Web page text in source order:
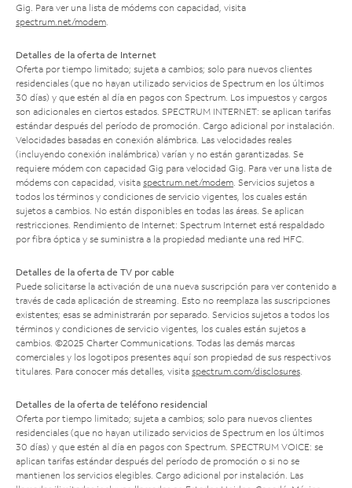
Gig. Para ver una lista de módems con capacidad, visita
spectrum.net/modem
Detalles de la oferta de Internet
Oferta por tiempo limitado; sujeta a cambios; solo para nuevos clientes
residenciales (que no hayan utilizado servicios de Spectrum en los últimos
30 días) y que estén al día en pagos con Spectrum. Los impuestos y cargos
son adicionales en ciertos estados. SPECTRUM INTERNET: se aplican tarifas
estándar después del período de promoción. Cargo adicional por instalación.
Velocidades basadas en conexión alámbrica. Las velocidades reales
(incluyendo conexión inalámbrica) varían y no están garantizadas. Se
requiere módem con capacidad Gig para velocidad Gig. Para ver una lista de
módems con capacidad, visita spectrum.net/modem . Servicios sujetos a
todos los términos y condiciones de servicio vigentes, los cuales están
sujetos a cambios. No están disponibles en todas las áreas. Se aplican
restricciones. Rendimiento de Internet: Spectrum Internet está respaldado
por fibra óptica y se suministra a la propiedad mediante una red HFC.
Detalles de la oferta de TV por cable
Puede solicitarse la activación de una nueva suscripción para ver contenido a
través de cada aplicación de streaming. Esto no reemplaza las suscripciones
existentes; esas se administrarán por separado. Servicios sujetos a todos los
términos y condiciones de servicio vigentes, los cuales están sujetos a
cambios. ©2025 Charter Communications. Todas las demás marcas
comerciales y los logotipos presentes aquí son propiedad de sus respectivos
titulares. Para conocer más detalles, visita spectrum.com/disclosures
Detalles de la oferta de teléfono residencial
Oferta por tiempo limitado; sujeta a cambios; solo para nuevos clientes
residenciales (que no hayan utilizado servicios de Spectrum en los últimos
30 días) y que estén al día en pagos con Spectrum. SPECTRUM VOICE: se
aplican tarifas estándar después del período de promoción o si no se
mantienen los servicios elegibles. Cargo adicional por instalación. Las